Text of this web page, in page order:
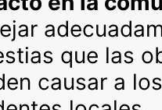
que las
causar a los